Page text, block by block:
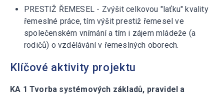
PRESTIŽ ŘEMESEL - Zvýšit celkovou "laťku" kvality
řemeslné práce, tím výšit prestiž řemesel ve
společenském vnímání a tím i zájem mládeže (a
rodičů) o vzdělávání v řemeslných oborech.
Klíčové aktivity projektu
KA 1 Tvorba systémových základů, pravidel a